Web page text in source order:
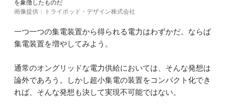
を象徴したものだ
画像提供：トライポッド・デザイン株式会社
一つ一つの集電装置から得られる電力はわずかだ。ならば
集電装置を増やしてみよう。
通常のオングリッドな電力供給においては、そんな発想は
論外であろう。しかし超小集電の装置をコンパクト化でき
れば、そんな発想も決して実現不可能ではない。